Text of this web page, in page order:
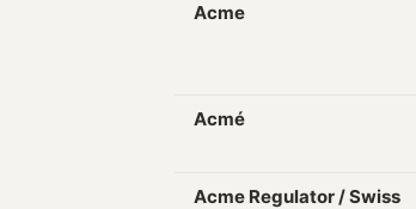
Acme
Acmé
Acme Regulator / Swiss